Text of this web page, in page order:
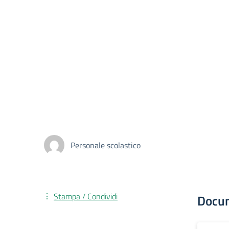
Personale scolastico
Stampa / Condividi